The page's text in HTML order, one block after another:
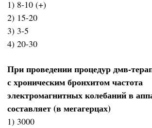
1) 8-10 (+)
2) 15-20
3) 3-5
4) 20-30
При проведении процедур дмв-
с хроническим бронхитом частота
электромагнитных колебаний в
составляет (в мегагерцах)
1) 3000